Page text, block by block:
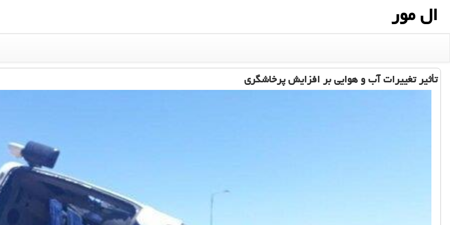
ال مور
تأثیر تغییرات آب و هوایی بر افزایش پرخاشگری